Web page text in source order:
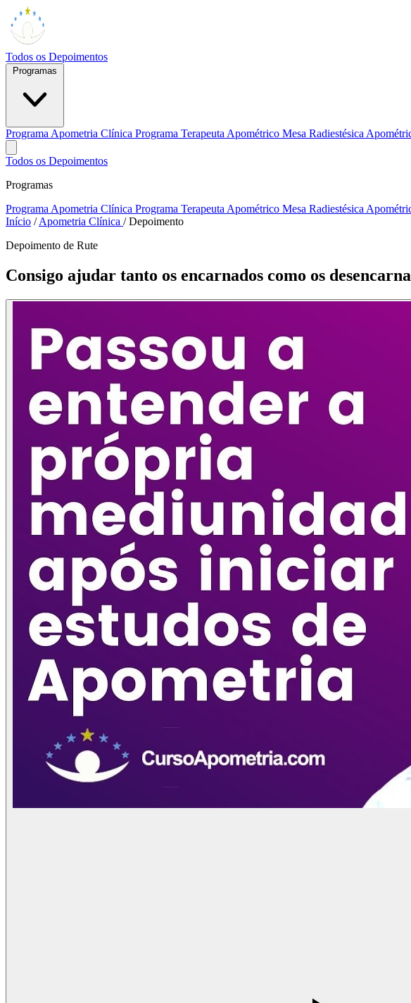
Todos os Depoimentos
Programa Apometria Clínica Programa Terapeuta Apométrico Mesa Radiestésica
Todos os Depoimentos
Programas
Programa Apometria Clínica Programa Terapeuta Apométrico Mesa Radiestésica
Início / Apometria Clínica / Depoimento
Depoimento de Rute
Consigo ajudar tanto os encarnados como os